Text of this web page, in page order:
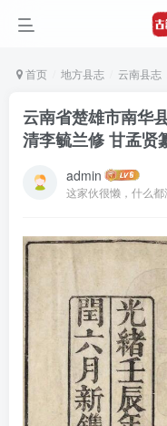
首页 地方县志 云南县志
云南省楚雄市南华
清李毓兰修 甘孟贤
admin
这家伙很懒，什么都